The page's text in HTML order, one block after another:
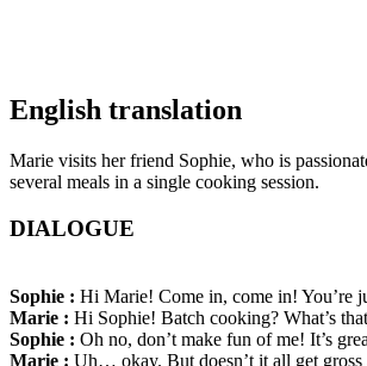
English translation
Marie visits her friend Sophie, who is
several meals in a single cooking session.
DIALOGUE
Sophie : Hi Marie! Come in, come in! You’re
Marie : Hi Sophie! Batch cooking? What’s
Sophie : Oh no, don’t make fun of me! It’s
Marie : Uh… okay. But doesn’t it all get gross